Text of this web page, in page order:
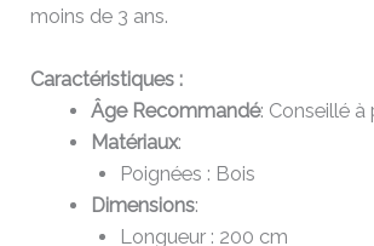
moins de 3 ans.
Caractéristiques :
Âge Recommandé: Conseillé à
Matériaux:
Poignées : Bois
Dimensions:
Longueur : 200 cm